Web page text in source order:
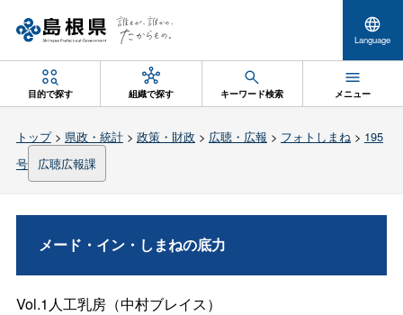
Language
目的で探す 組織で探す キーワード検索 メニュー
トップ> 県政・統計> 政策・財政 > 広聴・広報 > フォトしまね> 195
号
広聴広報課
メード・イン・しまねの底力
Vol.1人工乳房（中村ブレイス）